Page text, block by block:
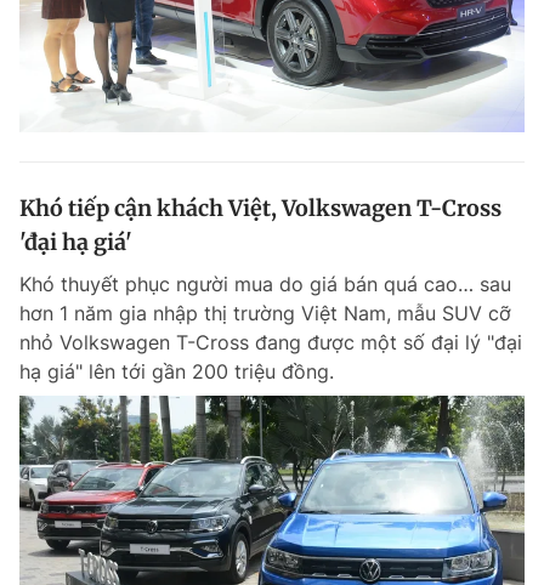
Khó tiếp cận khách Việt, Volkswagen T-Cross
'đại hạ giá'
Khó thuyết phục người mua do giá bán quá cao… sau
hơn 1 năm gia nhập thị trường Việt Nam, mẫu SUV cỡ
nhỏ Volkswagen T-Cross đang được một số đại lý "đại
hạ giá" lên tới gần 200 triệu đồng.